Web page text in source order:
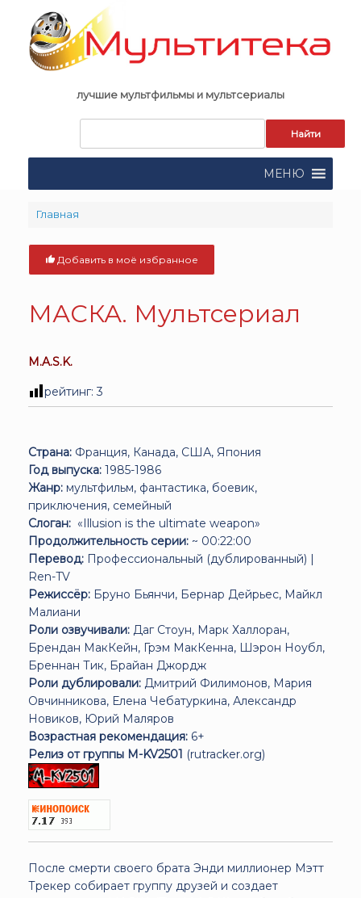
content
лучшие мультфильмы и мультсериалы
поиска:
МЕНЮ
Главная
Добавить в моё избранное
МАСКА. Мультсериал
M.A.S.K.
рейтинг:3
Страна: Франция, Канада, США, Япония
Год выпуска: 1985-1986
Жанр: мультфильм, фантастика, боевик,
приключения, семейный
Слоган: «Illusion is the ultimate weapon»
Продолжительность серии: ~ 00:22:00
Перевод: Профессиональный (дублированный) |
Ren-TV
Режиссёр: Бруно Бьянчи, Бернар Дейрьес, Майкл
Малиани
Роли озвучивали: Даг Стоун, Марк Халлоран,
Брендан МакКейн, Грэм МакКенна, Шэрон Ноубл,
Бреннан Тик, Брайан Джордж
Роли дублировали: Дмитрий Филимонов, Мария
Овчинникова, Елена Чебатуркина, Александр
Новиков, Юрий Маляров
Возрастная рекомендация: 6+
Релиз от группы M-KV2501 (rutracker.org)
После смерти своего брата Энди миллионер Мэтт
Трекер собирает группу друзей и создает